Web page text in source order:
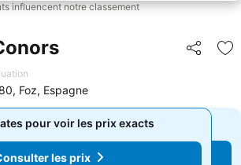
influencent notre classement
Partager
Foz, Espagne
pour voir les prix exacts
Consulter les prix
pour voir les prix exacts
les prix